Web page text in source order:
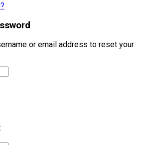
or email address to reset your